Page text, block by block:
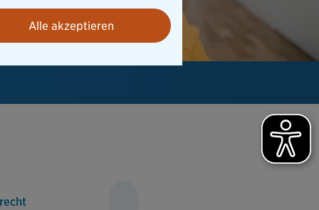
Alle akzeptieren